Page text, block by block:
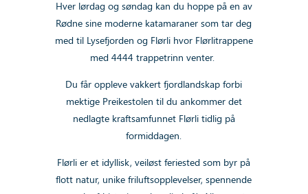
Hver lørdag og søndag kan du hoppe på en av
Rødne sine moderne katamaraner som tar deg
med til Lysefjorden og Flørli hvor Flørlitrappene
med 4444 trappetrinn venter.
Du får oppleve vakkert fjordlandskap forbi
mektige Preikestolen til du ankommer det
nedlagte kraftsamfunnet Flørli tidlig på
formiddagen.
Flørli er et idyllisk, veiløst feriested som byr på
flott natur, unike friluftsopplevelser, spennende